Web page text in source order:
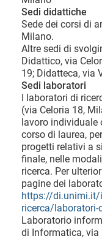
Sedi didattiche
Sede dei corsi di
Milano.
Altre sedi di
Didattico, via
19; Didatteca, via
Sedi laboratori
I laboratori di
(via Celoria 18,
lavoro individuale
corso di laurea,
progetti relativi a
finale, nelle
ricerca. Per
pagine dei
https://di.unimi.it/
ricerca/laboratori-
Laboratorio
di Informatica, via